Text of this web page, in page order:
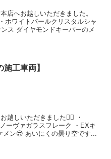
店へお越しいただきました。
ホワイトパールクリスタルシャ
ス ダイヤモンドキーパーのメ
施工車両】
越しいただきました🙇‍♂️ ・
ーヴァガラスフレーク ・EXキ
メン😎 あいにくの曇り空です...